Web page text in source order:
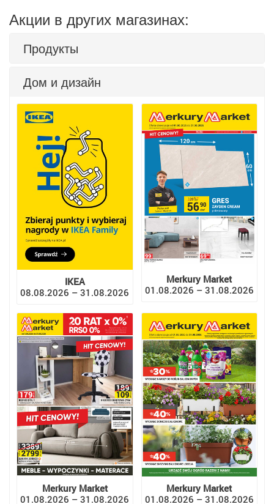
Акции в других магазинах:
Продукты
Дом и дизайн
IKEA
08.08.2026 – 31.08.2026
Merkury Market
01.08.2026 – 31.08.2026
Merkury Market
01.08.2026 – 31.08.2026
Merkury Market
01.08.2026 – 31.08.2026